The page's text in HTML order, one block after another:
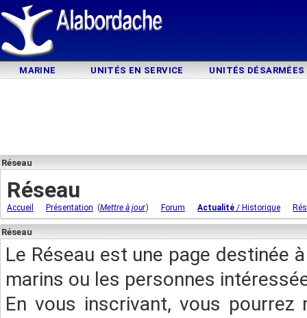
MARINE UNITÉS EN SERVICE UNITÉS DÉSARMÉES
Réseau
Réseau
Accueil Présentation (Mettre à jour) Forum Actualité / Historique
Réseau
Le Réseau est une page destinée
marins ou les personnes
En vous inscrivant, vous